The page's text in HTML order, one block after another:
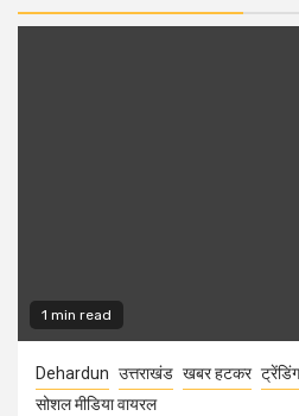
1 min read
Dehardun उत्तराखंड खबर हटकर
सोशल मीडिया वायरल